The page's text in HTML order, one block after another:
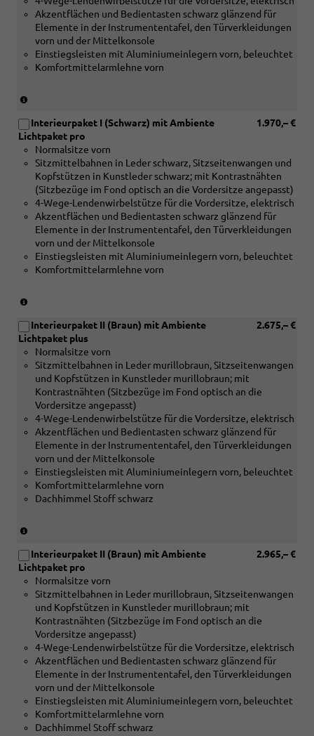
VII)
oder
[PWT]
Interieurpaket
VII)
interieurpaket
VI
oder
Interieurpaket
[PWO]
Interieur
S
line
Paket
oder
[PWC]
[PWD]
oder
)
Akzentflächen und Bedientasten schwarz glänzend für
Elemente in der Instrumententafel, den Türverkleidungen
vorn und der Mittelkonsole
Einstiegsleisten mit Aluminiumeinlegern vorn, beleuchtet
Komfortmittelarmlehne vorn
Verbindung
mit
[5MC]
Dekoreinlagen
Holz
Linde
Sediment
silbergrau
naturell
oder
[5MF]
Dekoreinlagen
silber
oder
[5TK]
Dekoreinlagen
Holz
Nussbaum
braun
naturell)
1.970,– €
Interieurpaket I (Schwarz) mit Ambiente
Lichtpaket pro
Normalsitze vorn
Sitzmittelbahnen in Leder schwarz, Sitzseitenwangen und
Kopfstützen in Kunstleder schwarz; mit Kontrastnähten
(Sitzbezüge im Fond optisch an die Vordersitze angepasst)
4-Wege-Lendenwirbelstütze für die Vordersitze, elektrisch
Akzentflächen und Bedientasten schwarz glänzend für
Elemente in der Instrumententafel, den Türverkleidungen
vorn und der Mittelkonsole
Einstiegsleisten mit Aluminiumeinlegern vorn, beleuchtet
Komfortmittelarmlehne vorn
Verbindung
mit
[5MC]
Dekoreinlagen
Holz
Linde
Sediment
silbergrau
naturell
oder
[5MF]
Dekoreinlagen
Aluminium
matt
[5TK]
Dekoreinlagen
Holz
Nussbaum
braun
naturell)
2.675,– €
Interieurpaket II (Braun) mit Ambiente
Lichtpaket plus
Normalsitze vorn
Sitzmittelbahnen in Leder murillobraun, Sitzseitenwangen
und Kopfstützen in Kunstleder murillobraun; mit
Kontrastnähten (Sitzbezüge im Fond optisch an die
Vordersitze angepasst)
4-Wege-Lendenwirbelstütze für die Vordersitze, elektrisch
Akzentflächen und Bedientasten schwarz glänzend für
Elemente in der Instrumententafel, den Türverkleidungen
vorn und der Mittelkonsole
Einstiegsleisten mit Aluminiumeinlegern vorn, beleuchtet
Komfortmittelarmlehne vorn
Dachhimmel Stoff schwarz
Verbindung
mit
[5MC]
Dekoreinlagen
Holz
Linde
Sediment
silbergrau
naturell
oder
[5MF]
Dekoreinlagen
Aluminium
matt
2.965,– €
Interieurpaket II (Braun) mit Ambiente
Lichtpaket pro
Normalsitze vorn
Sitzmittelbahnen in Leder murillobraun, Sitzseitenwangen
und Kopfstützen in Kunstleder murillobraun; mit
Kontrastnähten (Sitzbezüge im Fond optisch an die
Vordersitze angepasst)
4-Wege-Lendenwirbelstütze für die Vordersitze, elektrisch
Akzentflächen und Bedientasten schwarz glänzend für
Elemente in der Instrumententafel, den Türverkleidungen
vorn und der Mittelkonsole
Einstiegsleisten mit Aluminiumeinlegern vorn, beleuchtet
Komfortmittelarmlehne vorn
Dachhimmel Stoff schwarz